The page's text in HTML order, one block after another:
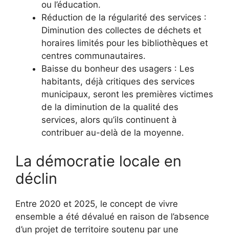
ou l’éducation.
Réduction de la régularité des services :
Diminution des collectes de déchets et
horaires limités pour les bibliothèques et
centres communautaires.
Baisse du bonheur des usagers : Les
habitants, déjà critiques des services
municipaux, seront les premières victimes
de la diminution de la qualité des
services, alors qu’ils continuent à
contribuer au-delà de la moyenne.
La démocratie locale en
déclin
Entre 2020 et 2025, le concept de vivre
ensemble a été dévalué en raison de l’absence
d’un projet de territoire soutenu par une